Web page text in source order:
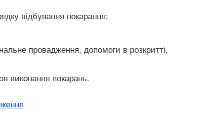
відбування покарання;
провадження, допомоги в розкритті,
виконання покарань.